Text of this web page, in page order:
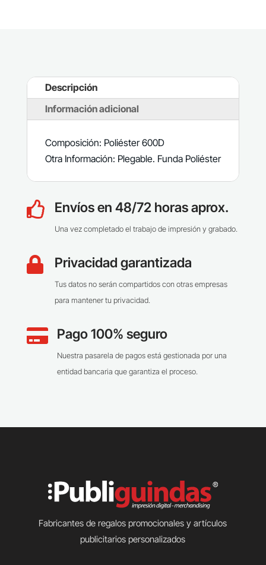
Descripción
Información adicional
Composición: Poliéster 600D
Otra Información: Plegable. Funda Poliéster
 Envíos en 48/72 horas aprox.
Una vez completado el trabajo de impresión y grabado.
 Privacidad garantizada
Tus datos no serán compartidos con otras empresas
para mantener tu privacidad.
 Pago 100% seguro
Nuestra pasarela de pagos está gestionada por una
entidad bancaria que garantiza el proceso.
Fabricantes de regalos promocionales y artículos
publicitarios personalizados